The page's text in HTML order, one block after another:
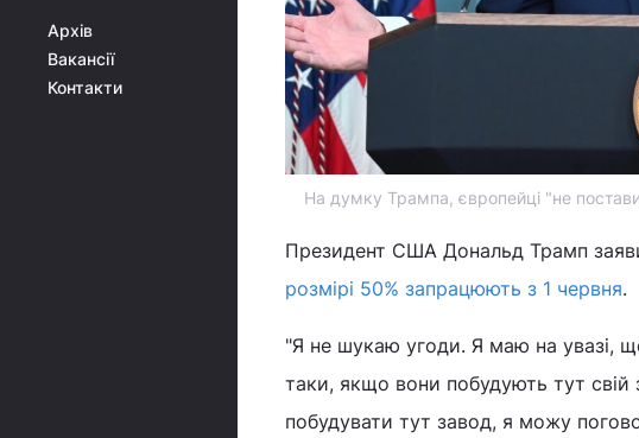
Архів
Вакансії
Контакти
На думку Трампа, європейці "не
Президент США Дональд Трамп
розмірі 50% запрацюють з 1 червня.
"Я не шукаю угоди. Я маю на увазі,
таки, якщо вони побудують тут
побудувати тут завод, я можу